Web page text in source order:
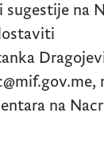
sugestije na
,
na